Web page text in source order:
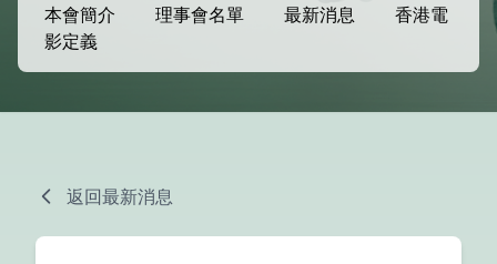
本會簡介 理事會名單 最新消息
香港電
影定義
返回最新消息